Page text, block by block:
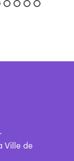
ou pour
Ville de